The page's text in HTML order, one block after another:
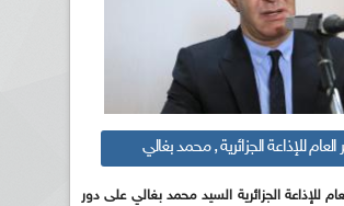
العام للإذاعة الجزائرية , محمد بغالي
للإذاعة الجزائرية السيد محمد بغالي على دور